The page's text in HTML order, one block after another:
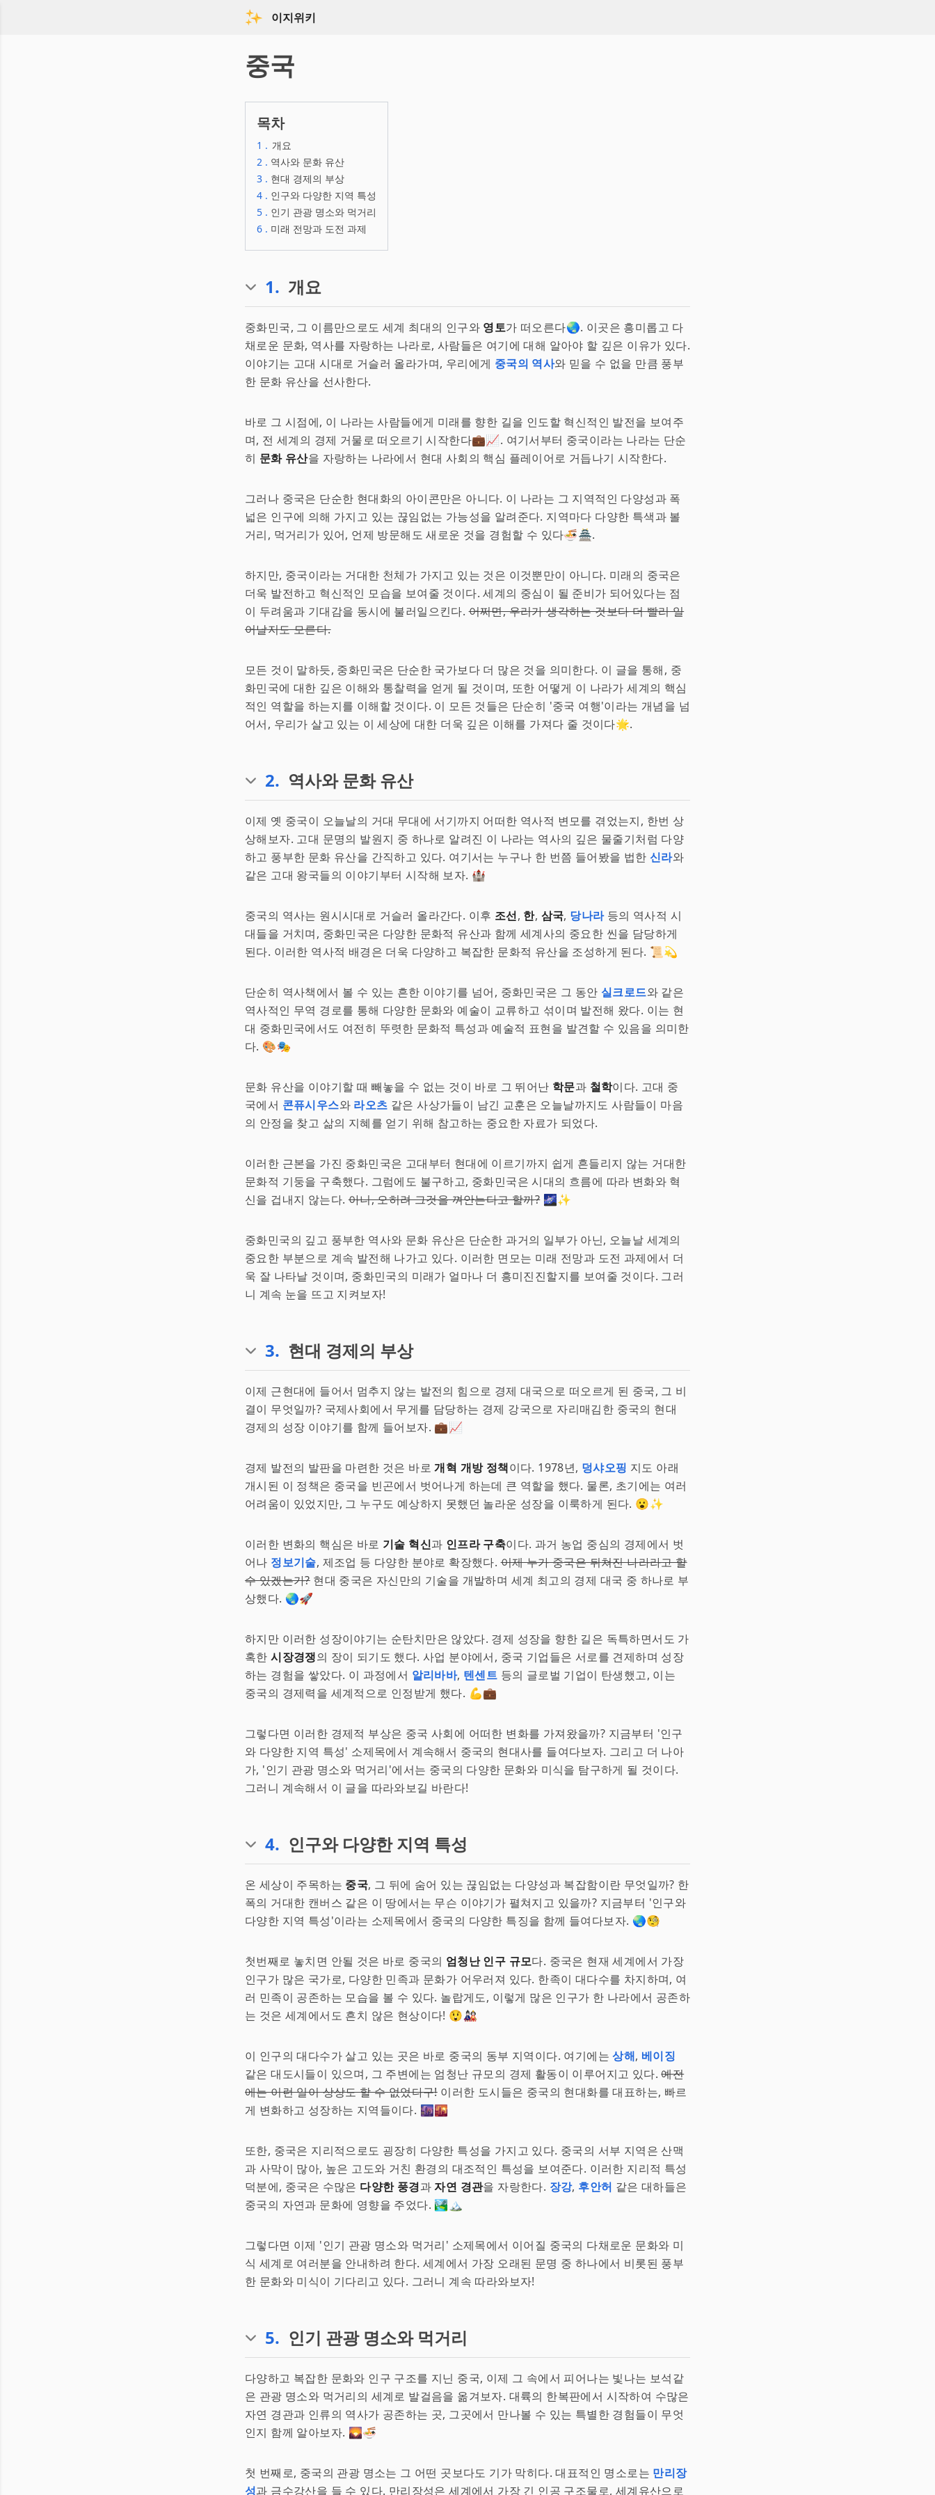
이지위키
중국
목차
1 . 개요
2 . 역사와 문화 유산
3 . 현대 경제의 부상
4 . 인구와 다양한 지역 특성
5 . 인기 관광 명소와 먹거리
6 . 미래 전망과 도전 과제
1. 개요
중화민국, 그 이름만으로도 세계 최대의 인구와 영토가 떠오른다🌏. 이곳은 흥미롭고 다
채로운 문화, 역사를 자랑하는 나라로, 사람들은 여기에 대해 알아야 할 깊은 이유가 있다.
이야기는 고대 시대로 거슬러 올라가며, 우리에게 중국의 역사와 믿을 수 없을 만큼 풍부
한 문화 유산을 선사한다.
바로 그 시점에, 이 나라는 사람들에게 미래를 향한 길을 인도할 혁신적인 발전을 보여주
며, 전 세계의 경제 거물로 떠오르기 시작한다💼📈. 여기서부터 중국이라는 나라는 단순
히 문화 유산을 자랑하는 나라에서 현대 사회의 핵심 플레이어로 거듭나기 시작한다.
그러나 중국은 단순한 현대화의 아이콘만은 아니다. 이 나라는 그 지역적인 다양성과 폭
넓은 인구에 의해 가지고 있는 끊임없는 가능성을 알려준다. 지역마다 다양한 특색과 볼
거리, 먹거리가 있어, 언제 방문해도 새로운 것을 경험할 수 있다🍜🏯.
하지만, 중국이라는 거대한 천체가 가지고 있는 것은 이것뿐만이 아니다. 미래의 중국은
더욱 발전하고 혁신적인 모습을 보여줄 것이다. 세계의 중심이 될 준비가 되어있다는 점
이 두려움과 기대감을 동시에 불러일으킨다.어쩌면, 우리가 생각하는 것보다 더 빨리 일
어날지도 모른다.
모든 것이 말하듯, 중화민국은 단순한 국가보다 더 많은 것을 의미한다. 이 글을 통해, 중
화민국에 대한 깊은 이해와 통찰력을 얻게 될 것이며, 또한 어떻게 이 나라가 세계의 핵심
적인 역할을 하는지를 이해할 것이다. 이 모든 것들은 단순히 '중국 여행'이라는 개념을 넘
어서, 우리가 살고 있는 이 세상에 대한 더욱 깊은 이해를 가져다 줄 것이다🌟.
2. 역사와 문화 유산
이제 옛 중국이 오늘날의 거대 무대에 서기까지 어떠한 역사적 변모를 겪었는지, 한번 상
상해보자. 고대 문명의 발원지 중 하나로 알려진 이 나라는 역사의 깊은 물줄기처럼 다양
하고 풍부한 문화 유산을 간직하고 있다. 여기서는 누구나 한 번쯤 들어봤을 법한 신라와
같은 고대 왕국들의 이야기부터 시작해 보자. 🏰
중국의 역사는 원시시대로 거슬러 올라간다. 이후 조선, 한, 삼국, 당나라등의 역사적 시
대들을 거치며, 중화민국은 다양한 문화적 유산과 함께 세계사의 중요한 씬을 담당하게
된다. 이러한 역사적 배경은 더욱 다양하고 복잡한 문화적 유산을 조성하게 된다. 📜💫
단순히 역사책에서 볼 수 있는 흔한 이야기를 넘어, 중화민국은 그 동안 실크로드와 같은
역사적인 무역 경로를 통해 다양한 문화와 예술이 교류하고 섞이며 발전해 왔다. 이는 현
대 중화민국에서도 여전히 뚜렷한 문화적 특성과 예술적 표현을 발견할 수 있음을 의미한
다. 🎨🎭
문화 유산을 이야기할 때 빼놓을 수 없는 것이 바로 그 뛰어난 학문과 철학이다. 고대 중
국에서 콘퓨시우스와 라오츠 같은 사상가들이 남긴 교훈은 오늘날까지도 사람들이 마음
의 안정을 찾고 삶의 지혜를 얻기 위해 참고하는 중요한 자료가 되었다.
이러한 근본을 가진 중화민국은 고대부터 현대에 이르기까지 쉽게 흔들리지 않는 거대한
문화적 기둥을 구축했다. 그럼에도 불구하고, 중화민국은 시대의 흐름에 따라 변화와 혁
신을 겁내지 않는다.아니, 오히려 그것을 껴안는다고 할까?🌌✨
중화민국의 깊고 풍부한 역사와 문화 유산은 단순한 과거의 일부가 아닌, 오늘날 세계의
중요한 부분으로 계속 발전해 나가고 있다. 이러한 면모는 미래 전망과 도전 과제에서 더
욱 잘 나타날 것이며, 중화민국의 미래가 얼마나 더 흥미진진할지를 보여줄 것이다. 그러
니 계속 눈을 뜨고 지켜보자!
3. 현대 경제의 부상
이제 근현대에 들어서 멈추지 않는 발전의 힘으로 경제 대국으로 떠오르게 된 중국, 그 비
결이 무엇일까? 국제사회에서 무게를 담당하는 경제 강국으로 자리매김한 중국의 현대
경제의 성장 이야기를 함께 들어보자. 💼📈
경제 발전의 발판을 마련한 것은 바로개혁 개방 정책이다. 1978년, 덩샤오핑 지도 아래
개시된 이 정책은 중국을 빈곤에서 벗어나게 하는데 큰 역할을 했다. 물론, 초기에는 여러
어려움이 있었지만, 그 누구도 예상하지 못했던 놀라운 성장을 이룩하게 된다. 😮✨
이러한 변화의 핵심은 바로 기술 혁신과 인프라 구축이다. 과거 농업 중심의 경제에서 벗
어나 정보기술, 제조업 등 다양한 분야로 확장했다.이제 누가 중국은 뒤쳐진 나라라고 할
수 있겠는가?현대 중국은 자신만의 기술을 개발하며 세계 최고의 경제 대국 중 하나로 부
상했다. 🌏🚀
하지만 이러한 성장이야기는 순탄치만은 않았다. 경제 성장을 향한 길은 독특하면서도 가
혹한시장경쟁의 장이 되기도 했다. 사업 분야에서, 중국 기업들은 서로를 견제하며 성장
하는 경험을 쌓았다. 이 과정에서 알리바바, 텐센트 등의 글로벌 기업이 탄생했고, 이는
중국의 경제력을 세계적으로 인정받게 했다. 💪💼
그렇다면 이러한 경제적 부상은 중국 사회에 어떠한 변화를 가져왔을까? 지금부터 '인구
와 다양한 지역 특성' 소제목에서 계속해서 중국의 현대사를 들여다보자. 그리고 더 나아
가, '인기 관광 명소와 먹거리'에서는 중국의 다양한 문화와 미식을 탐구하게 될 것이다.
그러니 계속해서 이 글을 따라와보길 바란다!
4. 인구와 다양한 지역 특성
온 세상이 주목하는 중국, 그 뒤에 숨어 있는 끊임없는 다양성과 복잡함이란 무엇일까? 한
폭의 거대한 캔버스 같은 이 땅에서는 무슨 이야기가 펼쳐지고 있을까? 지금부터 '인구와
다양한 지역 특성'이라는 소제목에서 중국의 다양한 특징을 함께 들여다보자. 🌏🧐
첫번째로 놓치면 안될 것은 바로 중국의 엄청난 인구 규모다. 중국은 현재 세계에서 가장
인구가 많은 국가로, 다양한 민족과 문화가 어우러져 있다. 한족이 대다수를 차지하며, 여
러 민족이 공존하는 모습을 볼 수 있다. 놀랍게도, 이렇게 많은 인구가 한 나라에서 공존하
는 것은 세계에서도 흔치 않은 현상이다! 😲🎎
이 인구의 대다수가 살고 있는 곳은 바로 중국의 동부 지역이다. 여기에는상해, 베이징
같은 대도시들이 있으며, 그 주변에는 엄청난 규모의 경제 활동이 이루어지고 있다.예전
에는 이런 일이 상상도 할 수 없었다구!이러한 도시들은 중국의 현대화를 대표하는, 빠르
게 변화하고 성장하는 지역들이다. 🌆🌇
또한, 중국은 지리적으로도 굉장히 다양한 특성을 가지고 있다. 중국의 서부 지역은 산맥
과 사막이 많아, 높은 고도와 거친 환경의 대조적인 특성을 보여준다. 이러한 지리적 특성
덕분에, 중국은 수많은 다양한 풍경과자연 경관을 자랑한다. 장강, 후안허 같은 대하들은
중국의 자연과 문화에 영향을 주었다. 🏞️🏔️
그렇다면 이제 '인기 관광 명소와 먹거리' 소제목에서 이어질 중국의 다채로운 문화와 미
식 세계로 여러분을 안내하려 한다. 세계에서 가장 오래된 문명 중 하나에서 비롯된 풍부
한 문화와 미식이 기다리고 있다. 그러니 계속 따라와보자!
5. 인기 관광 명소와 먹거리
다양하고 복잡한 문화와 인구 구조를 지닌 중국, 이제 그 속에서 피어나는 빛나는 보석같
은 관광 명소와 먹거리의 세계로 발걸음을 옮겨보자. 대륙의 한복판에서 시작하여 수많은
자연 경관과 인류의 역사가 공존하는 곳, 그곳에서 만나볼 수 있는 특별한 경험들이 무엇
인지 함께 알아보자. 🌄🍜
첫 번째로, 중국의 관광 명소는 그 어떤 곳보다도 기가 막히다. 대표적인 명소로는 만리장
성과 금수강산을 들 수 있다. 만리장성은 세계에서 가장 긴 인공 구조물로, 세계유산으로